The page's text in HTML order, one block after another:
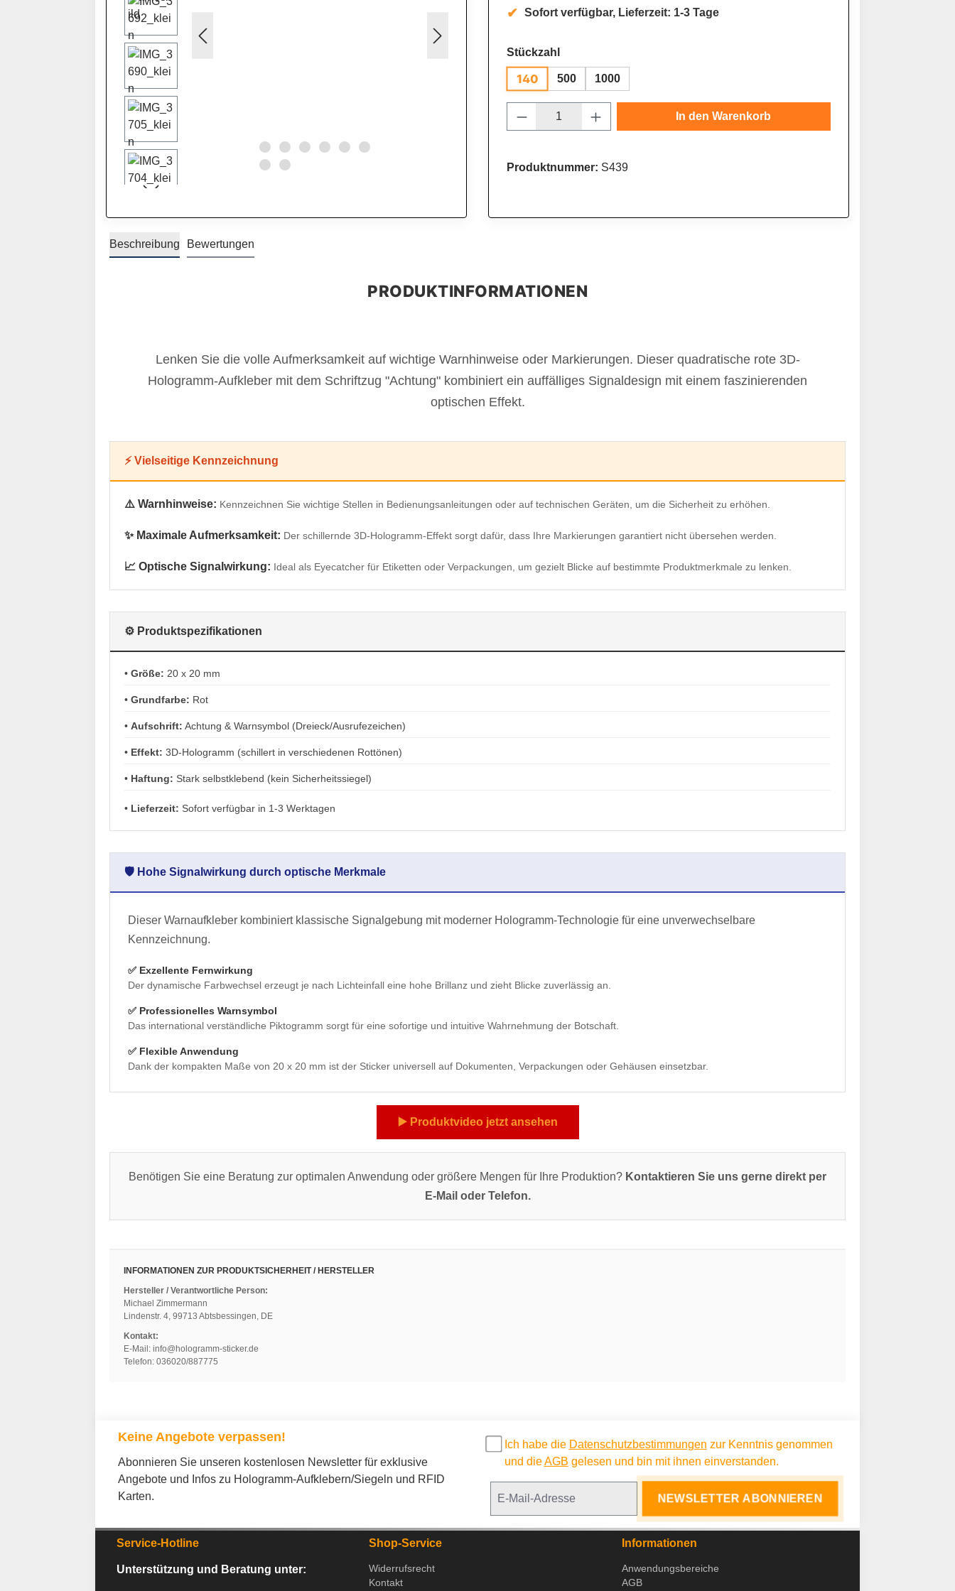
Sofort verfügbar, Lieferzeit: 1-3 Tage
Stückzahl auswählen
140 500 1000
Produkt Anzahl: Gib den gewünschten Wert ein oder
In den Warenkorb
Produktnummer: S439
Beschreibung Bewertungen
Lenken Sie die volle Aufmerksamkeit auf wichtige Warnhinweise oder Markierungen. Dieser quadratische rote 3D-
Hologramm-Aufkleber mit dem Schriftzug "Achtung" kombiniert ein auffälliges Signaldesign mit einem faszinierenden
optischen Effekt.
⚡ Vielseitige Kennzeichnung
⚠️ Warnhinweise: Kennzeichnen Sie wichtige Stellen in Bedienungsanleitungen oder auf technischen Geräten, um die Sicherheit zu erhöhen.
✨ Maximale Aufmerksamkeit: Der schillernde 3D-Hologramm-Effekt sorgt dafür, dass Ihre Markierungen garantiert nicht übersehen werden.
📈 Optische Signalwirkung: Ideal als Eyecatcher für Etiketten oder Verpackungen, um gezielt Blicke auf bestimmte Produktmerkmale zu lenken.
⚙️ Produktspezifikationen
•Größe: 20 x 20 mm
•Grundfarbe: Rot
•Aufschrift: Achtung & Warnsymbol (Dreieck/Ausrufezeichen)
• Effekt: 3D-Hologramm (schillert in verschiedenen Rottönen)
• Haftung: Stark selbstklebend (kein Sicherheitssiegel)
• Lieferzeit: Sofort verfügbar in 1-3 Werktagen
🛡️ Hohe Signalwirkung durch optische Merkmale
Dieser Warnaufkleber kombiniert klassische Signalgebung mit moderner Hologramm-Technologie für eine unverwechselbare
Kennzeichnung.
✅ Exzellente Fernwirkung
Der dynamische Farbwechsel erzeugt je nach Lichteinfall eine hohe Brillanz und zieht Blicke zuverlässig an.
✅ Professionelles Warnsymbol
Das international verständliche Piktogramm sorgt für eine sofortige und intuitive Wahrnehmung der Botschaft.
✅ Flexible Anwendung
Dank der kompakten Maße von 20 x 20 mm ist der Sticker universell auf Dokumenten, Verpackungen oder Gehäusen einsetzbar.
▶️ Produktvideo jetzt ansehen
Benötigen Sie eine Beratung zur optimalen Anwendung oder größere Mengen für Ihre Produktion? Kontaktieren Sie uns gerne direkt per
E-Mail oder Telefon.
INFORMATIONEN ZUR PRODUKTSICHERHEIT / HERSTELLER
Hersteller / Verantwortliche Person:
Michael Zimmermann
Lindenstr. 4, 99713 Abtsbessingen, DE
Kontakt:
E-Mail: info@hologramm-sticker.de
Telefon: 036020/887775
Keine Angebote verpassen!
Abonnieren Sie unseren kostenlosen Newsletter für exklusive
Angebote und Infos zu Hologramm-Aufklebern/Siegeln und RFID
Karten.
Ich habe die Datenschutzbestimmungen zur Kenntnis genommen
und dieAGB gelesen und bin mit ihnen einverstanden.
NEWSLETTER ABONNIEREN
Service-Hotline
Unterstützung und Beratung unter:
Shop-Service
Widerrufsrecht
Kontakt
Informationen
Anwendungsbereiche
AGB